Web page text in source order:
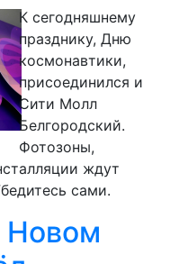
К сегодняшнему
празднику, Дню
космонавтики,
присоединился и
Сити Молл
Белгородский.
Фотозоны,
ждут
сами.
Новом